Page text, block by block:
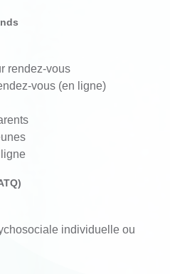
rendez-vous
vous (en ligne)
individuelle ou